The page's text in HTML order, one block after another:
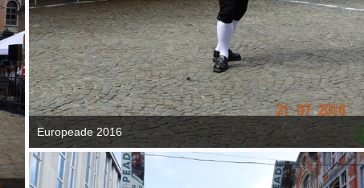
Europeade 2016
7. September 2016